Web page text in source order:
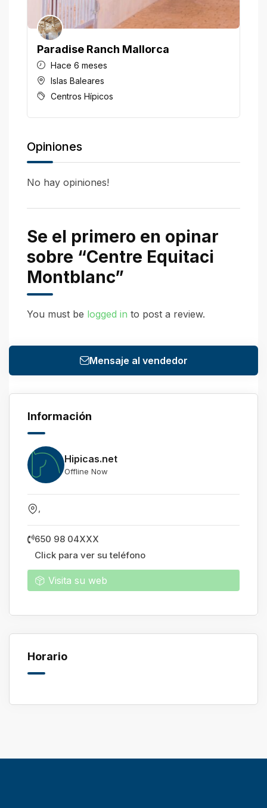
Paradise Ranch Mallorca
Hace 6 meses
Islas Baleares
Centros Hípicos
Opiniones
No hay opiniones!
Se el primero en opinar
sobre “Centre Equitaci
Montblanc”
You must be logged in to post a review.
Mensaje al vendedor
Información
Hipicas.net
Offline Now
,
650 98 04XXX
Click para ver su teléfono
Visita su web
Horario